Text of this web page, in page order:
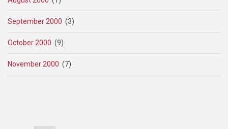
September 2000 (3)
October 2000 (9)
November 2000 (7)